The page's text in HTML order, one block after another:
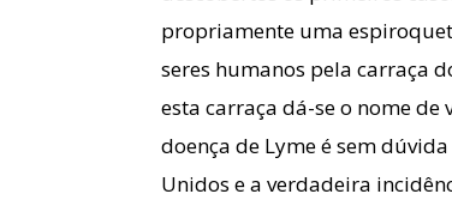
propriamente uma
seres humanos pela carraça
esta carraça dá-se o nome
doença de Lyme é sem
Unidos e a verdadeira